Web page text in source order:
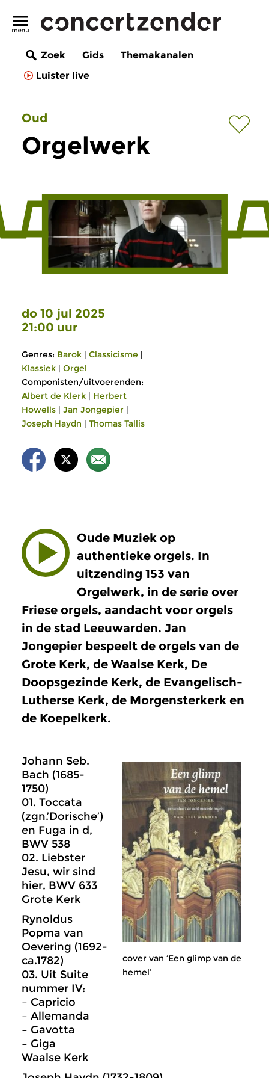
Zoek Gids
Themakanalen
Luister live
Oud
Orgelwerk
do 10 jul 2025
21:00 uur
Genres: Barok | Classicisme |
Klassiek | Orgel
Componisten/uitvoerenden:
Albert de Klerk | Herbert
Howells | Jan Jongepier |
Joseph Haydn | Thomas Tallis
Oude Muziek op
authentieke orgels. In
uitzending 153 van
Orgelwerk, in de serie over
Friese orgels, aandacht voor orgels
in de stad Leeuwarden. Jan
Jongepier bespeelt de orgels van de
Grote Kerk, de Waalse Kerk, De
Doopsgezinde Kerk, de Evangelisch-
Lutherse Kerk, de Morgensterkerk en
de Koepelkerk.
cover van ‘Een glimp van de
hemel’
Johann Seb.
Bach (1685-
1750)
01. Toccata
(zgn.’Dorische’)
en Fuga in d,
BWV 538
02. Liebster
Jesu, wir sind
hier, BWV 633
Grote Kerk
Rynoldus
Popma van
Oevering (1692-
ca.1782)
03. Uit Suite
nummer IV:
– Capricio
– Allemanda
– Gavotta
– Giga
Waalse Kerk